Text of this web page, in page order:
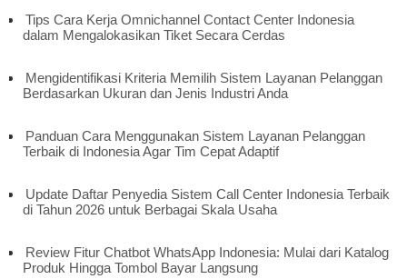
Tips Cara Kerja Omnichannel Contact Center Indonesia
dalam Mengalokasikan Tiket Secara Cerdas
Mengidentifikasi Kriteria Memilih Sistem Layanan Pelanggan
Berdasarkan Ukuran dan Jenis Industri Anda
Panduan Cara Menggunakan Sistem Layanan Pelanggan
Terbaik di Indonesia Agar Tim Cepat Adaptif
Update Daftar Penyedia Sistem Call Center Indonesia Terbaik
di Tahun 2026 untuk Berbagai Skala Usaha
Review Fitur Chatbot WhatsApp Indonesia: Mulai dari Katalog
Produk Hingga Tombol Bayar Langsung